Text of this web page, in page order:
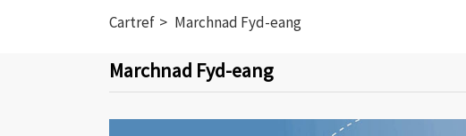
Cartref Marchnad Fyd-eang
Marchnad Fyd-eang